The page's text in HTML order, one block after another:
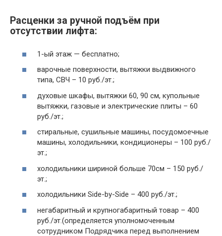
Расценки за ручной подъём при
отсутствии лифта:
1-ый этаж — бесплатно;
варочные поверхности, вытяжки выдвижного
типа, СВЧ – 10 руб./эт.;
духовые шкафы, вытяжки 60, 90 см, купольные
вытяжки, газовые и электрические плиты – 60
руб./эт.;
стиральные, сушильные машины, посудомоечные
машины, холодильники, кондиционеры – 100 руб./
эт.;
холодильники шириной больше 70см – 150 руб./
эт.;
холодильники Side-by-Side – 400 руб./эт.;
негабаритный и крупногабаритный товар – 400
руб./эт.(определяется уполномоченным
сотрудником Подрядчика перед выполнением